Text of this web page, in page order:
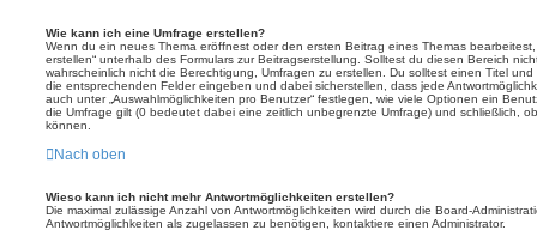
Wie kann ich eine Umfrage erstellen?
Wenn du ein neues Thema eröffnest oder den ersten Beitrag eines Themas
erstellen“ unterhalb des Formulars zur Beitragserstellung. Solltest du diesen Bereich
wahrscheinlich nicht die Berechtigung, Umfragen zu erstellen. Du solltest einen Titel
die entsprechenden Felder eingeben und dabei sicherstellen, dass jede
auch unter „Auswahlmöglichkeiten pro Benutzer“ festlegen, wie viele Optionen ein
die Umfrage gilt (0 bedeutet dabei eine zeitlich unbegrenzte Umfrage) und schließlich,
können.
Nach oben
Wieso kann ich nicht mehr Antwortmöglichkeiten erstellen?
Die maximal zulässige Anzahl von Antwortmöglichkeiten wird durch die Board-
Antwortmöglichkeiten als zugelassen zu benötigen, kontaktiere einen Administrator.